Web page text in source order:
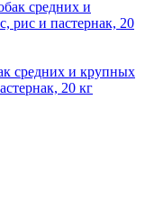
средних и крупных
20 кг